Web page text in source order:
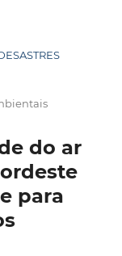
do ar
para